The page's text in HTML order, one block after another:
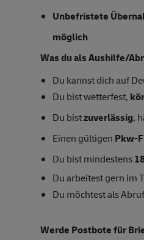
Unbefristete
möglich
Was du als Aushilfe/
Du kannst dich auf
Du bist wetterfest,
Du bistzuverlässig,
Einen gültigen Pkw-
Du bist mindestens
Du arbeitest gern im
Du möchtest als
Werde Postbote für